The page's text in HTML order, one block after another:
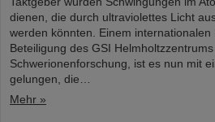
dienen, die durch ultraviolettes Licht
werden könnten. Einem
Beteiligung des GSI
Schwerionenforschung, ist es nun mit
gelungen, die…
Mehr »